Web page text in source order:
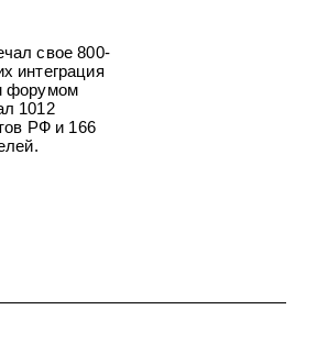
свое 800-
интеграция
форумом
1012
РФ и 166